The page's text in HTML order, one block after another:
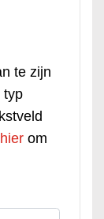
te zijn
typ
hier om